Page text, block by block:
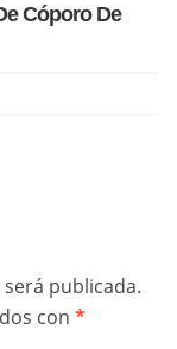
Cóporo De
publicada.
con *